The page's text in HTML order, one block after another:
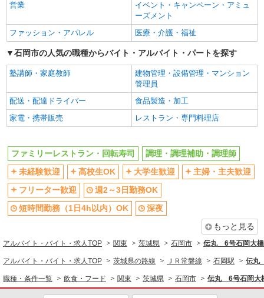
交通費支給
まかない・食事補助
社割・特典あり
制服貸与
社員登用あり
飲食・フード
調理・調理補助・調理師
同じ特徴から求人を探す
大学生歓迎
週2～3日勤務OK
短時間勤務（1日4h以内）OK
深夜
交通費支給
まかない・食事補助
社員登用あり
営業
イベント・キャンペーン・アミュ
ーズメント
ファッション・アパレル
医療・介護・福祉
石岡市の人気の職種からバイト・アルバイト・パートを探す
塾講師・家庭教師
建物管理・設備管理・マンション
管理員
配送・配達ドライバー
食品製造・加工
家電・携帯販売
レストラン・専門料理店
ファミリーレストラン・回転寿司
調理・調理補助・調理師
未経験歓迎
高校生OK 大学生歓迎
主婦・主夫歓迎
フリーター歓迎
週2～3日勤務OK
短時間勤務（1日4h以内）OK
深夜
もっと見る
アルバイト・バイト・求人TOP 関東 茨城県 石岡市 伝丸 6号石岡大橋
アルバイト・バイト・求人TOP 茨城県の路線 ＪＲ常磐線 石岡駅 伝丸
職種・条件一覧 飲食・フード 関東 茨城県 石岡市 伝丸 6号石岡大